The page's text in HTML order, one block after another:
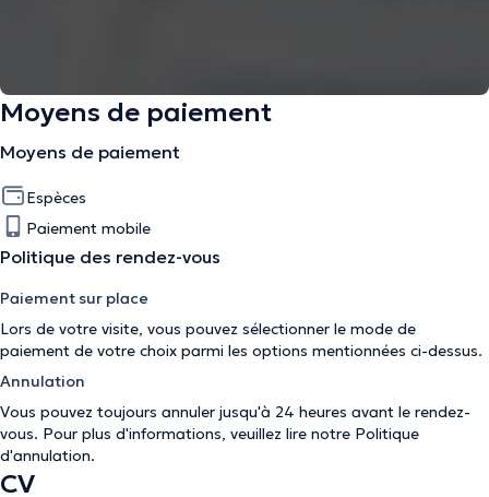
Moyens de paiement
Moyens de paiement
Espèces
Paiement mobile
Politique des rendez-vous
Paiement sur place
Lors de votre visite, vous pouvez sélectionner le mode de
paiement de votre choix parmi les options mentionnées ci-dessus.
Annulation
Vous pouvez toujours annuler jusqu'à 24 heures avant le rendez-
vous. Pour plus d'informations, veuillez lire notre Politique
d'annulation.
CV